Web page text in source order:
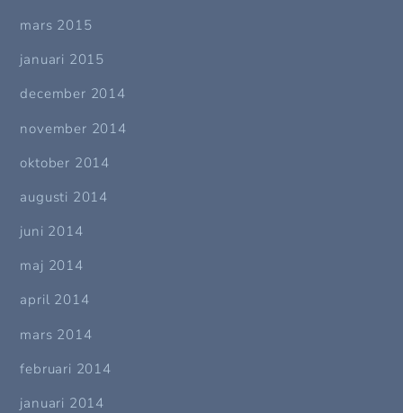
mars 2015
januari 2015
december 2014
november 2014
oktober 2014
augusti 2014
juni 2014
maj 2014
april 2014
mars 2014
februari 2014
januari 2014